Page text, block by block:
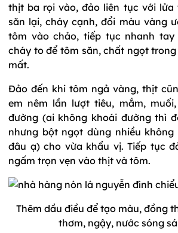
thịt ba rọi vào, đảo liên tục với
săn lại, cháy cạnh, đổi màu vàng
tôm vào chảo, tiếp tục nhanh tay
cháy to để tôm săn, chất ngọt
mất.
Đảo đến khi tôm ngả vàng, thịt
em nêm lần lượt tiêu, mắm,
đường (ai không khoái đường thì
nhưng bột ngọt dùng nhiều
đâu ạ) cho vừa khẩu vị. Tiếp tục
ngấm trọn vẹn vào thịt và tôm.
Thêm dầu điều để tạo màu, đồng
thơm, ngậy, nước sóng